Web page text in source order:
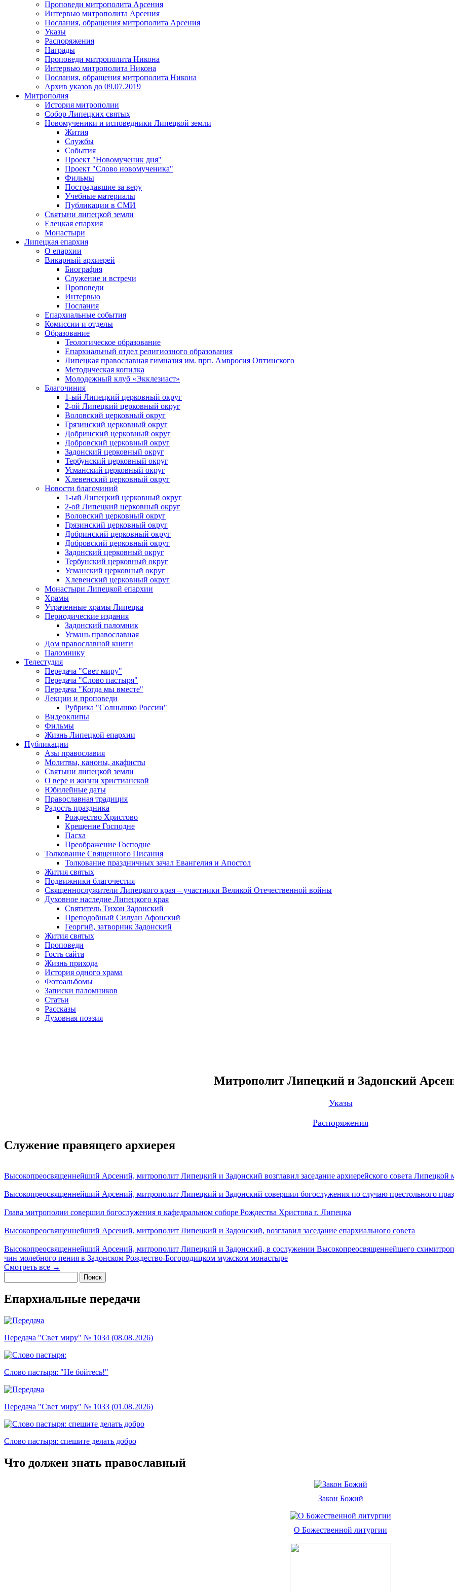
Проповеди митрополита Арсения
Интервью митрополита Арсения
Послания, обращения митрополита Арсения
Указы
Распоряжения
Награды
Проповеди митрополита Никона
Интервью митрополита Никона
Послания, обращения митрополита Никона
Архив указов до 09.07.2019
Митрополия
История митрополии
Собор Липецких святых
Новомученики и исповедники Липецкой земли
Жития
Службы
События
Проект "Новомученик дня"
Проект "Слово новомученика"
Фильмы
Пострадавшие за веру
Учебные материалы
Публикации в СМИ
Святыни липецкой земли
Елецкая епархия
Монастыри
Липецкая епархия
О епархии
Викарный архиерей
Биография
Служение и встречи
Проповеди
Интервью
Послания
Епархиальные события
Комиссии и отделы
Образование
Теологическое образование
Епархиальный отдел религиозного образования
Липецкая православная гимназия им. прп. Амвросия Оптинского
Методическая копилка
Молодежный клуб «Экклезиаст»
Благочиния
1-ый Липецкий церковный округ
2-ой Липецкий церковный округ
Воловский церковный округ
Грязинский церковный округ
Добринский церковный округ
Добровский церковный округ
Задонский церковный округ
Тербунский церковный округ
Усманский церковный округ
Хлевенский церковный округ
Новости благочиний
1-ый Липецкий церковный округ
2-ой Липецкий церковный округ
Воловский церковный округ
Грязинский церковный округ
Добринский церковный округ
Добровский церковный округ
Задонский церковный округ
Тербунский церковный округ
Усманский церковный округ
Хлевенский церковный округ
Монастыри Липецкой епархии
Храмы
Утраченные храмы Липецка
Периодические издания
Задонский паломник
Усмань православная
Дом православной книги
Паломнику
Телестудия
Передача "Свет миру"
Передача "Слово пастыря"
Передача "Когда мы вместе"
Лекции и проповеди
Рубрика "Солнышко России"
Видеоклипы
Фильмы
Жизнь Липецкой епархии
Публикации
Азы православия
Молитвы, каноны, акафисты
Святыни липецкой земли
О вере и жизни христианской
Юбилейные даты
Православная традиция
Радость праздника
Рождество Христово
Крещение Господне
Пасха
Преображение Господне
Толкование Священного Писания
Толкование праздничных зачал Евангелия и Апостол
Жития святых
Подвижники благочестия
Священнослужители Липецкого края – участники Великой Отечественной войны
Духовное наследие Липецкого края
Святитель Тихон Задонский
Преподобный Силуан Афонский
Георгий, затворник Задонский
Жития святых
Проповеди
Гость сайта
Жизнь прихода
История одного храма
Фотоальбомы
Записки паломников
Статьи
Рассказы
Духовная поэзия
Митрополит Липецкий и Задонский
Указы
Распоряжения
Служение правящего архиерея
Высокопреосвященнейший Арсений, митрополит Липецкий и Задонский возглавил заседание архиерейского совета Липецкой
Высокопреосвященнейший Арсений, митрополит Липецкий и Задонский совершил богослужения по случаю престольного
Глава митрополии совершил богослужения в кафедральном соборе Рождества Христова г. Липецка
Высокопреосвященнейший Арсений, митрополит Липецкий и Задонский, возглавил заседание епархиального совета
Высокопреосвященнейший Арсений, митрополит Липецкий и Задонский, в сослужении Высокопреосвященнейшего
чин молебного пения в Задонском Рождество-Богородицком мужском монастыре
Смотреть все →
Епархиальные передачи
Передача "Свет миру" № 1034 (08.08.2026)
Слово пастыря: "Не бойтесь!"
Передача "Свет миру" № 1033 (01.08.2026)
Слово пастыря: спешите делать добро
Что должен знать православный
Закон Божий
О Божественной литургии